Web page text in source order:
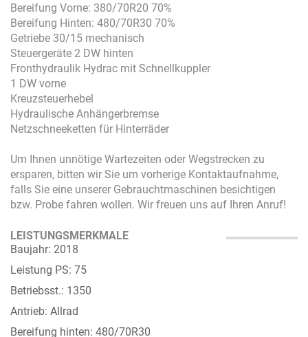
Bereifung Vorne: 380/70R20 70%
Bereifung Hinten: 480/70R30 70%
Getriebe 30/15 mechanisch
Steuergeräte 2 DW hinten
Fronthydraulik Hydrac mit Schnellkuppler
1 DW vorne
Kreuzsteuerhebel
Hydraulische Anhängerbremse
Netzschneeketten für Hinterräder
Um Ihnen unnötige Wartezeiten oder Wegstrecken zu
ersparen, bitten wir Sie um vorherige Kontaktaufnahme,
falls Sie eine unserer Gebrauchtmaschinen besichtigen
bzw. Probe fahren wollen. Wir freuen uns auf Ihren Anruf!
LEISTUNGSMERKMALE
Baujahr: 2018
Leistung PS: 75
Betriebsst.: 1350
Antrieb: Allrad
Bereifung hinten: 480/70R30